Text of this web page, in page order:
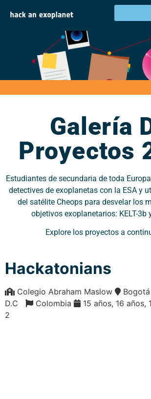
Galería de
Galería
Proyectos
Estudiantes de secundaria de toda
detectives de exoplanetas con la ESA y
del satélite Cheops para desvelar los
objetivos exoplanetarios: KELT-3b
Explore los proyectos a
Hackatonians
Colegio Abraham Maslow
D.C
Colombia 15 años, 16 años,
2